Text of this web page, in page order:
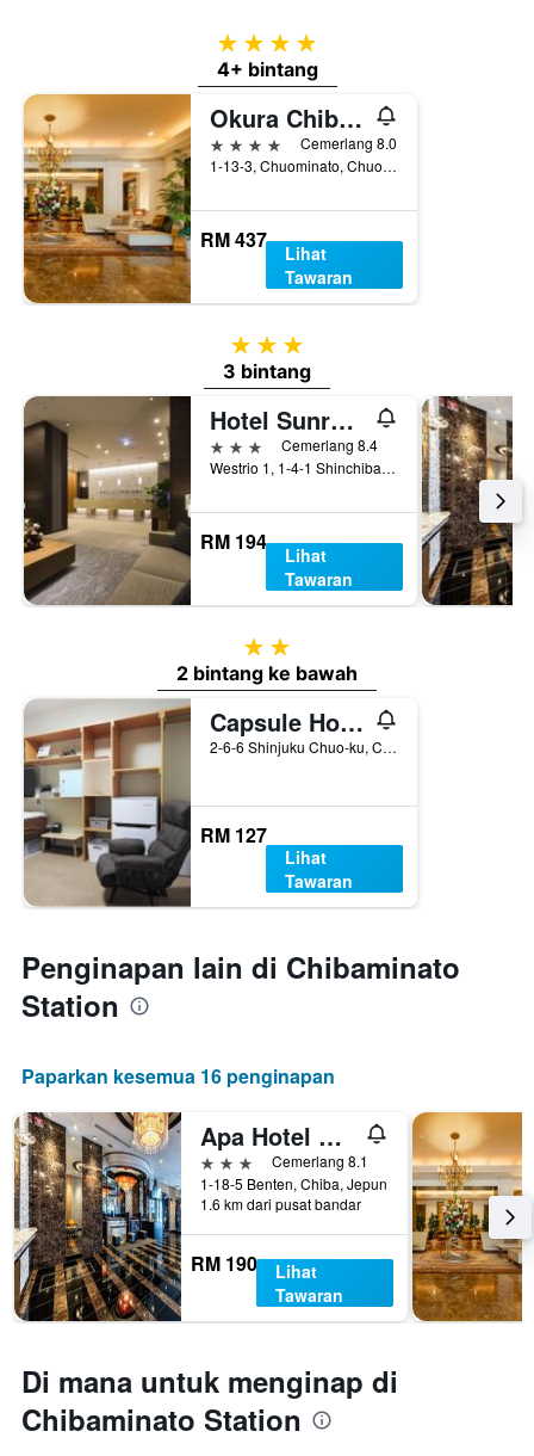
4 bintang
4+ bintang
Okura Chiba Hotel
4 bintang
Cemerlang 8.0
1-13-3, Chuominato, Chuo-ku, Chiba, Jepun
RM 437
Lihat
Tawaran
3 bintang
3 bintang
Hotel Sunroute Chiba
3 bintangCemerlang 8.4
Westrio 1, 1-4-1 Shinchiba, Chuo-ku, Chiba, Jepun
RM 194
Lihat
Tawaran
2 bintang
2 bintang ke bawah
Capsule Hotel The Inn
2-6-6 Shinjuku Chuo-ku, Chiba, Jepun
RM 127
Lihat
Tawaran
Penginapan lain di Chibaminato
Station
Paparkan kesemua 16 penginapan
Apa Hotel Chiba Ekimae
3 bintangCemerlang 8.1
1-18-5 Benten, Chiba, Jepun
1.6 km dari pusat bandar
RM 190
Lihat
Tawaran
Di mana untuk menginap di
Chibaminato Station